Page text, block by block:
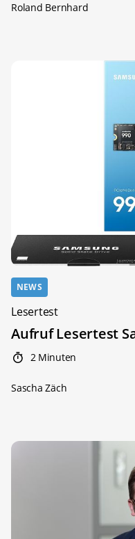
Roland Bernhard
NEWS
Lesertest
Aufruf Lesertest
2 Minuten
Sascha Zäch